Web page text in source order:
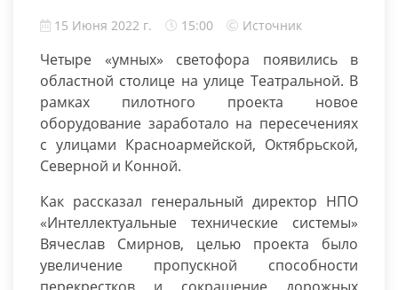
15 Июня 2022 г. 15:00 Источник
Четыре «умных» светофора появились в
областной столице на улице Театральной. В
рамках пилотного проекта новое
оборудование заработало на пересечениях
с улицами Красноармейской, Октябрьской,
Северной и Конной.
Как рассказал генеральный директор НПО
«Интеллектуальные технические системы»
Вячеслав Смирнов, целью проекта было
увеличение пропускной способности